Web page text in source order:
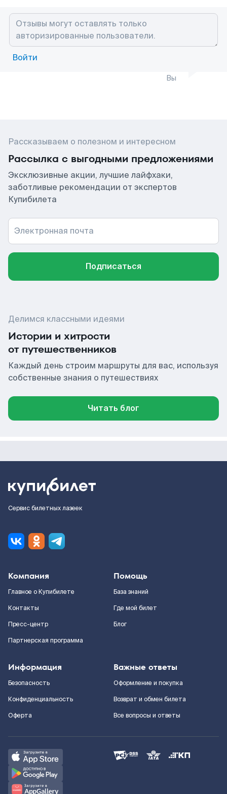
Войти
Вы
Рассказываем о полезном и интересном
Рассылка с выгодными предложениями
Эксклюзивные акции, лучшие лайфхаки,
заботливые рекомендации от экспертов
Купибилета
Электронная почта
Подписаться
Делимся классными идеями
Истории и хитрости
от путешественников
Каждый день строим маршруты для вас, используя
собственные знания о путешествиях
Читать блог
Сервис билетных лазеек
Компания
Главное о Купибилете
Контакты
Пресс-центр
Партнерская программа
Помощь
База знаний
Где мой билет
Блог
Информация
Безопасность
Конфиденциальность
Оферта
Важные ответы
Оформление и покупка
Возврат и обмен билета
Все вопросы и ответы